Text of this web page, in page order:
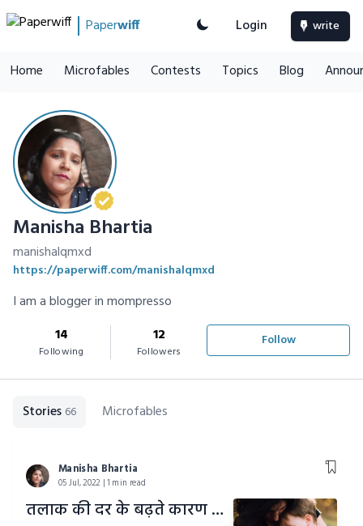
Paperwiff Login write
Home Microfables Contests Topics Blog
Manisha Bhartia
manishalqmxd
https://paperwiff.com/manishalqmxd
I am a blogger in mompresso
14
Following
12
Followers
Follow
Stories 66 Microfables
Manisha Bhartia
05 Jul, 2022 | 1 min read
तलाक की दर के बढ़ते कारण आपसी समझ की कमी और अहम